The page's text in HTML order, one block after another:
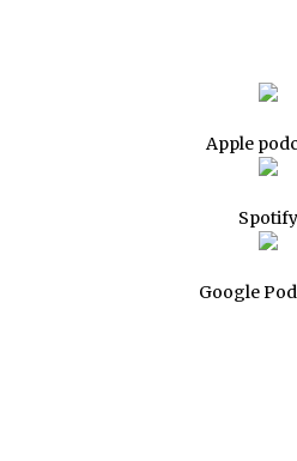
Apple
Spotify
Google